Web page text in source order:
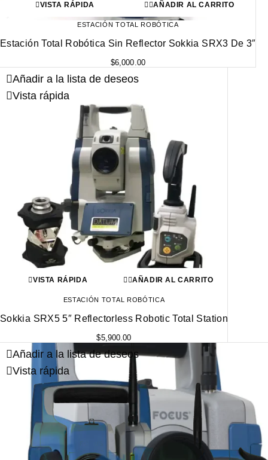
VISTA RÁPIDA AÑADIR AL CARRITO
ESTACIÓN TOTAL ROBÓTICA
Estación Total Robótica Sin Reflector Sokkia SRX3 De 3″
$6,000.00
Añadir a la lista de deseos
Vista rápida
VISTA RÁPIDA AÑADIR AL CARRITO
ESTACIÓN TOTAL ROBÓTICA
Sokkia SRX5 5″ Reflectorless Robotic Total Station
$5,900.00
Añadir a la lista de deseos
Vista rápida